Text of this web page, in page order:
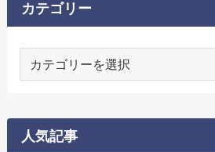
カテゴリー
リ
ー
人気記事